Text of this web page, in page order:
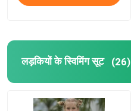
पुरुषों के समुद्र तट शॉर्ट्स पहनें
महिलाओं के अंडरवियर सेट
लड़कियों के स्विमिंग सूट (26)